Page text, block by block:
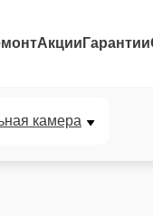
Акции Гарантии
камера